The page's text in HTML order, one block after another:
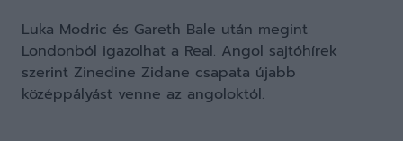
Luka Modric és Gareth Bale után megint
Londonból igazolhat a Real. Angol sajtóhírek
szerint Zinedine Zidane csapata újabb
középpályást venne az angoloktól.